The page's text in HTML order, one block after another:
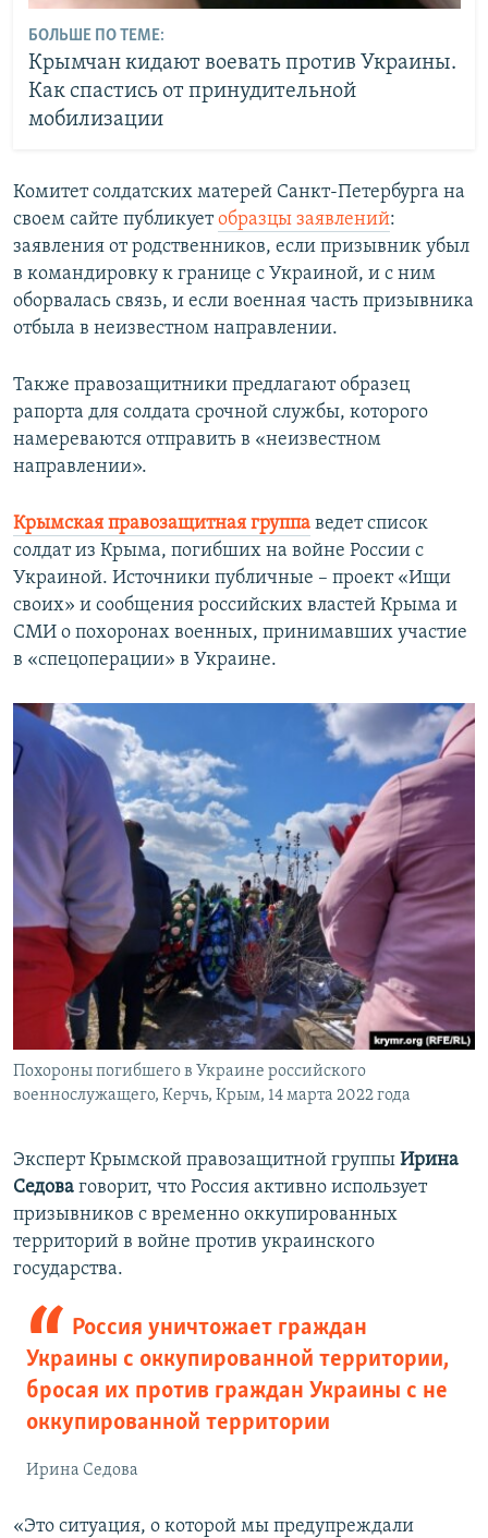
БОЛЬШЕ ПО ТЕМЕ:
Крымчан кидают воевать против Украины.
Как спастись от принудительной
мобилизации
Комитет солдатских матерей Санкт-Петербурга на
своем сайте публикуетобразцы заявлений:
заявления от родственников, если призывник убыл
в командировку к границе с Украиной, и с ним
оборвалась связь, и если военная часть призывника
отбыла в неизвестном направлении.
Также правозащитники предлагают образец
рапорта для солдата срочной службы, которого
намереваются отправить в «неизвестном
направлении».
Крымская правозащитная группа ведет список
солдат из Крыма, погибших на войне России с
Украиной. Источники публичные – проект «Ищи
своих» и сообщения российских властей Крыма и
СМИ о похоронах военных, принимавших участие
в «спецоперации» в Украине.
Похороны погибшего в Украине российского
военнослужащего, Керчь, Крым, 14 марта 2022 года
Эксперт Крымской правозащитной группы Ирина
Седова говорит, что Россия активно использует
призывников с временно оккупированных
территорий в войне против украинского
государства.
Россия уничтожает граждан
Украины с оккупированной территории,
бросая их против граждан Украины с не
оккупированной территории
Ирина Седова
«Это ситуация, о которой мы предупреждали